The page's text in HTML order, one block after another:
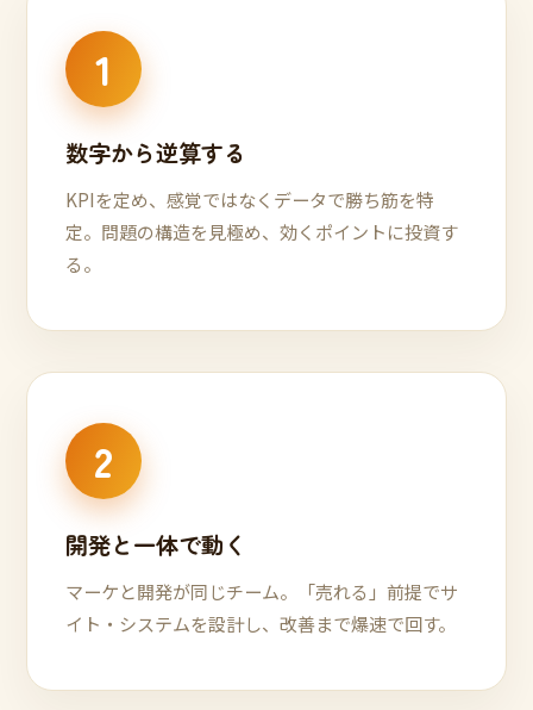
1
数字から逆算する
KPIを定め、感覚ではなくデータで勝ち筋を特
定。問題の構造を見極め、効くポイントに投資す
る。
2
開発と一体で動く
マーケと開発が同じチーム。「売れる」前提でサ
イト・システムを設計し、改善まで爆速で回す。